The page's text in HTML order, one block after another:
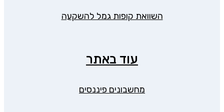
השוואת קופות גמל להשקעה
עוד באתר
מחשבונים פיננסים